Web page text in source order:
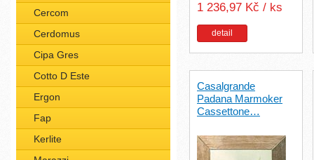
Cercom
Cerdomus
Cipa Gres
Cotto D Este
Ergon
Fap
Kerlite
1 236,97 Kč / ks
detail
Casalgrande
Padana Marmoker
Cassettone…